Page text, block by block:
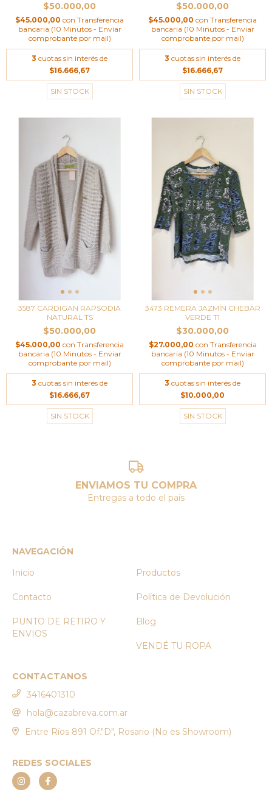
$50.000,00
$45.000,00 con Transferencia
bancaria (10 Minutos - Enviar
comprobante por mail)
3 cuotas sin interés de
$16.666,67
SIN STOCK
$50.000,00
$45.000,00 con Transferencia
bancaria (10 Minutos - Enviar
comprobante por mail)
3 cuotas sin interés de
$16.666,67
SIN STOCK
3587 CARDIGAN RAPSODIA
NATURAL TS
$50.000,00
$45.000,00 con Transferencia
bancaria (10 Minutos - Enviar
comprobante por mail)
3 cuotas sin interés de
$16.666,67
SIN STOCK
3473 REMERA JAZMÍN CHEBAR
VERDE T1
$30.000,00
$27.000,00 con Transferencia
bancaria (10 Minutos - Enviar
comprobante por mail)
3 cuotas sin interés de
$10.000,00
SIN STOCK
ENVIAMOS TU COMPRA
Entregas a todo el país
NAVEGACIÓN
Inicio
Productos
Contacto Política de Devolución
PUNTO DE RETIRO Y
ENVIOS
Blog
VENDÉ TU ROPA
CONTACTANOS
3416401310
hola@cazabreva.com.ar
Entre Ríos 891 Of."D", Rosario (No es Showroom)
REDES SOCIALES